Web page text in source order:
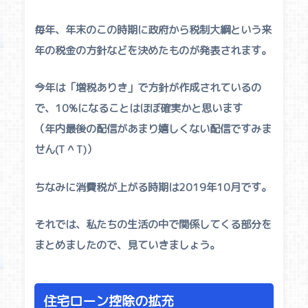
毎年、年末のこの時期に政府から税制大綱という来
年の税金の方針などを決めたものが発表されます。
今年は「増税ありき」で方針が作成されているの
で、10%になることはほぼ確実かと思います
（年内最後の配信があまり嬉しくない配信ですみま
せん(T ^ T)）
ちなみに消費税が上がる時期は2019年10月です。
それでは、私たちの生活の中で関係してくる部分を
まとめましたので、見ていきましょう。
住宅ローン控除の拡充